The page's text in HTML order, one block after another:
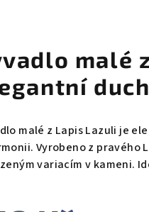
malé
malé z Lapis Lazuli je
Vyrobeno z pravého
variacím v kameni.